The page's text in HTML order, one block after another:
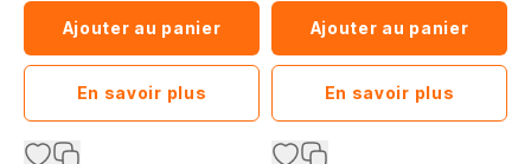
Ajouter au panier
En savoir plus
Ajouter au panier
En savoir plus